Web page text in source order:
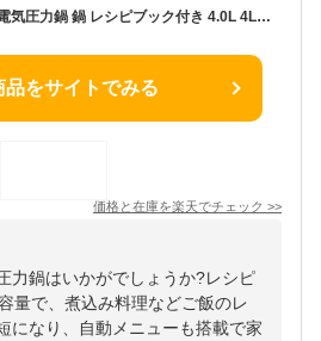
【ふるさと納税】圧力鍋 電気圧力鍋 鍋 レシピブック付き 4.0L 4L PC-MA4-W 炊飯器 調理器具 キッチン家電 アイリスオーヤマ 自動メニュー搭載 ハイパワー 大容量 保温 時短 簡単 調理家電 食欲の秋 高評価 2023年人気返礼品
品をサイトでみる
価格と在庫を楽天でチェック >>
力鍋はいかがでしょうか?レシピ
量で、煮込み料理などご飯のレ
になり、自動メニューも搭載で家